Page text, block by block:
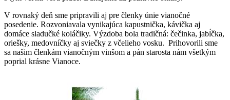
V rovnaký deň sme pripravili aj pre členky únie vianočné
posedenie. Rozvoniavala vynikajúca kapustnička, kávička aj
domáce sladučké koláčiky. Výzdoba bola tradičná: čečinka, jabĺčka,
oriešky, medovníčky aj sviečky z včelieho vosku. Prihovorili sme
sa našim členkám vianočným vinšom a pán starosta nám všetkým
poprial krásne Vianoce.